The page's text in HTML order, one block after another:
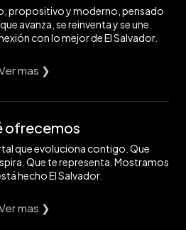
propositivo y moderno, pensado
avanza, se reinventa y se une.
con lo mejor de El Salvador.
mas ❯
ofrecemos
que evoluciona contigo. Que
Que te representa. Mostramos
hecho El Salvador.
mas ❯